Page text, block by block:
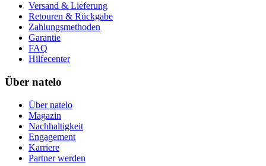
Versand & Lieferung
Retouren & Rückgabe
Zahlungsmethoden
Garantie
FAQ
Hilfecenter
Über natelo
Über natelo
Magazin
Nachhaltigkeit
Engagement
Karriere
Partner werden